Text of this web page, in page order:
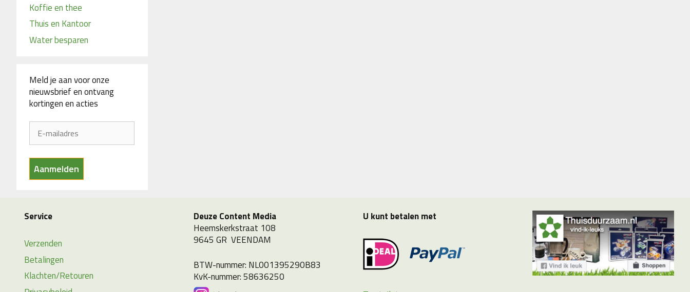
Koffie en thee
Thuis en Kantoor
Water besparen
Meld je aan voor onze
nieuwsbrief en ontvang
kortingen en acties
Service
Verzenden
Betalingen
Klachten/Retouren
Deuze Content Media
Heemskerkstraat 108
9645 GR VEENDAM
BTW-nummer: NL001395290B83
KvK-nummer: 58636250
U kunt betalen met